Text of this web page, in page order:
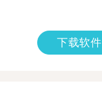
下载软件